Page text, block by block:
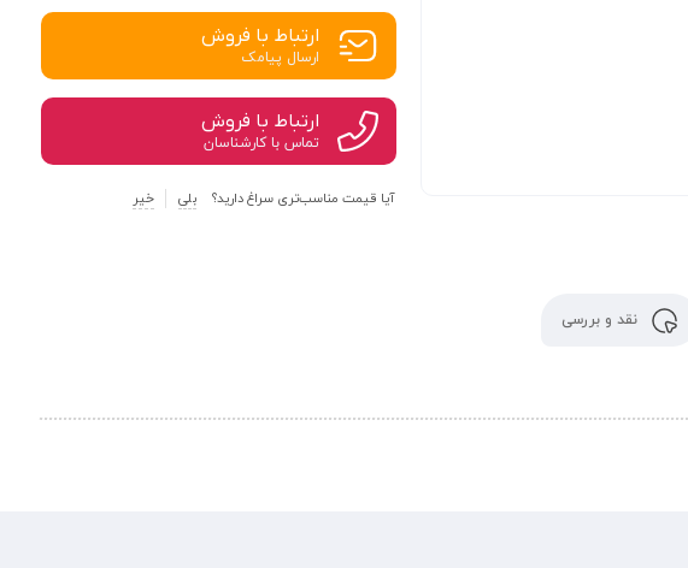
ارتباط با فروش
ارسال پیامک
ارتباط با فروش
تماس با کارشناسان
آیا قیمت مناسب‌تری سراغ دارید؟ بلی خیر
نقد و بررسی